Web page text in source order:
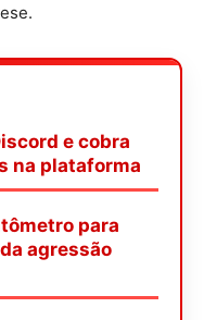
e cobra
na plataforma
para
agressão